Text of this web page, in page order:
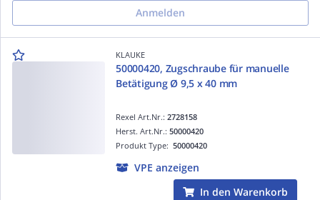
Anmelden
KLAUKE
50000420, Zugschraube für manuelle
Betätigung Ø 9,5 x 40 mm
Rexel Art.Nr.: 2728158
Produkt Type: 50000420
Herst. Art.Nr.: 50000420
VPE anzeigen
In den Warenkorb